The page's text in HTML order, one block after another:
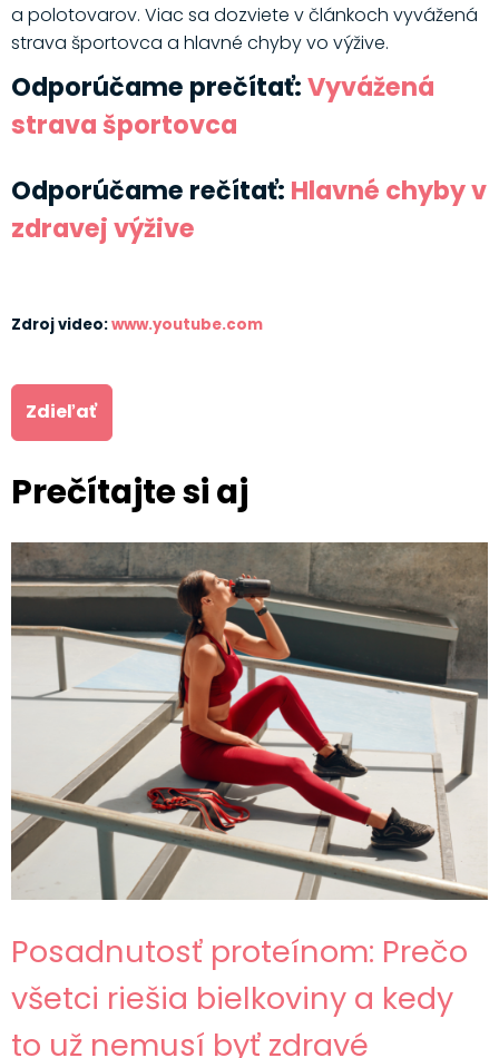
a polotovarov. Viac sa dozviete v článkoch vyvážená
strava športovca a hlavné chyby vo výžive.
Odporúčame prečítať:Vyvážená
strava športovca
Odporúčame rečítať: Hlavné chyby v
zdravej výžive
Zdroj video:www.youtube.com
Zdieľať
Prečítajte si aj
Posadnutosť proteínom: Prečo
všetci riešia bielkoviny a kedy
to už nemusí byť zdravé